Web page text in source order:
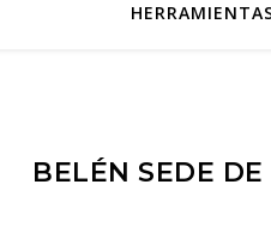
BELÉN SEDE